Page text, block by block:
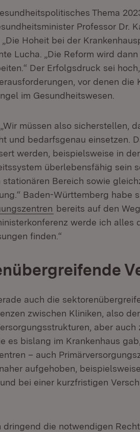
Thema
Professor Dr.
Hoheit bei der
Lucha. „Die Reform wird
Der Erfolgsdruck sei
vor denen
im Gesundheitswesen.
müssen also sicherstellen,
und bedarfsgenau einsetzen.
werden, beispielsweise in
überlebensfähig sein
stationären Bereich sowie
Baden-Württemberg habe
bereits auf den
werde ich
finden.“
auch die
zwischen Kliniken, also
aber
es bislang im Krankenhaus
– auch
aufgehoben,
bei einer kurzfristigen
dringend die notwendigen